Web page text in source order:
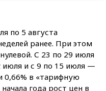
по 5 августа
ранее. При этом
С 23 по 29 июля
июля и с 9 по 15 июля —
0,66% в «тарифную
года рост цен в